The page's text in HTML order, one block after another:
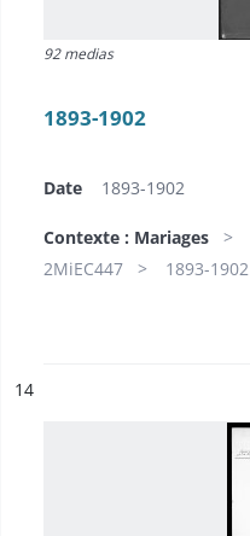
92 medias
1893-1902
Date 1893-1902
Contexte : Mariages
2MiEC447
1893-1902
n°
14